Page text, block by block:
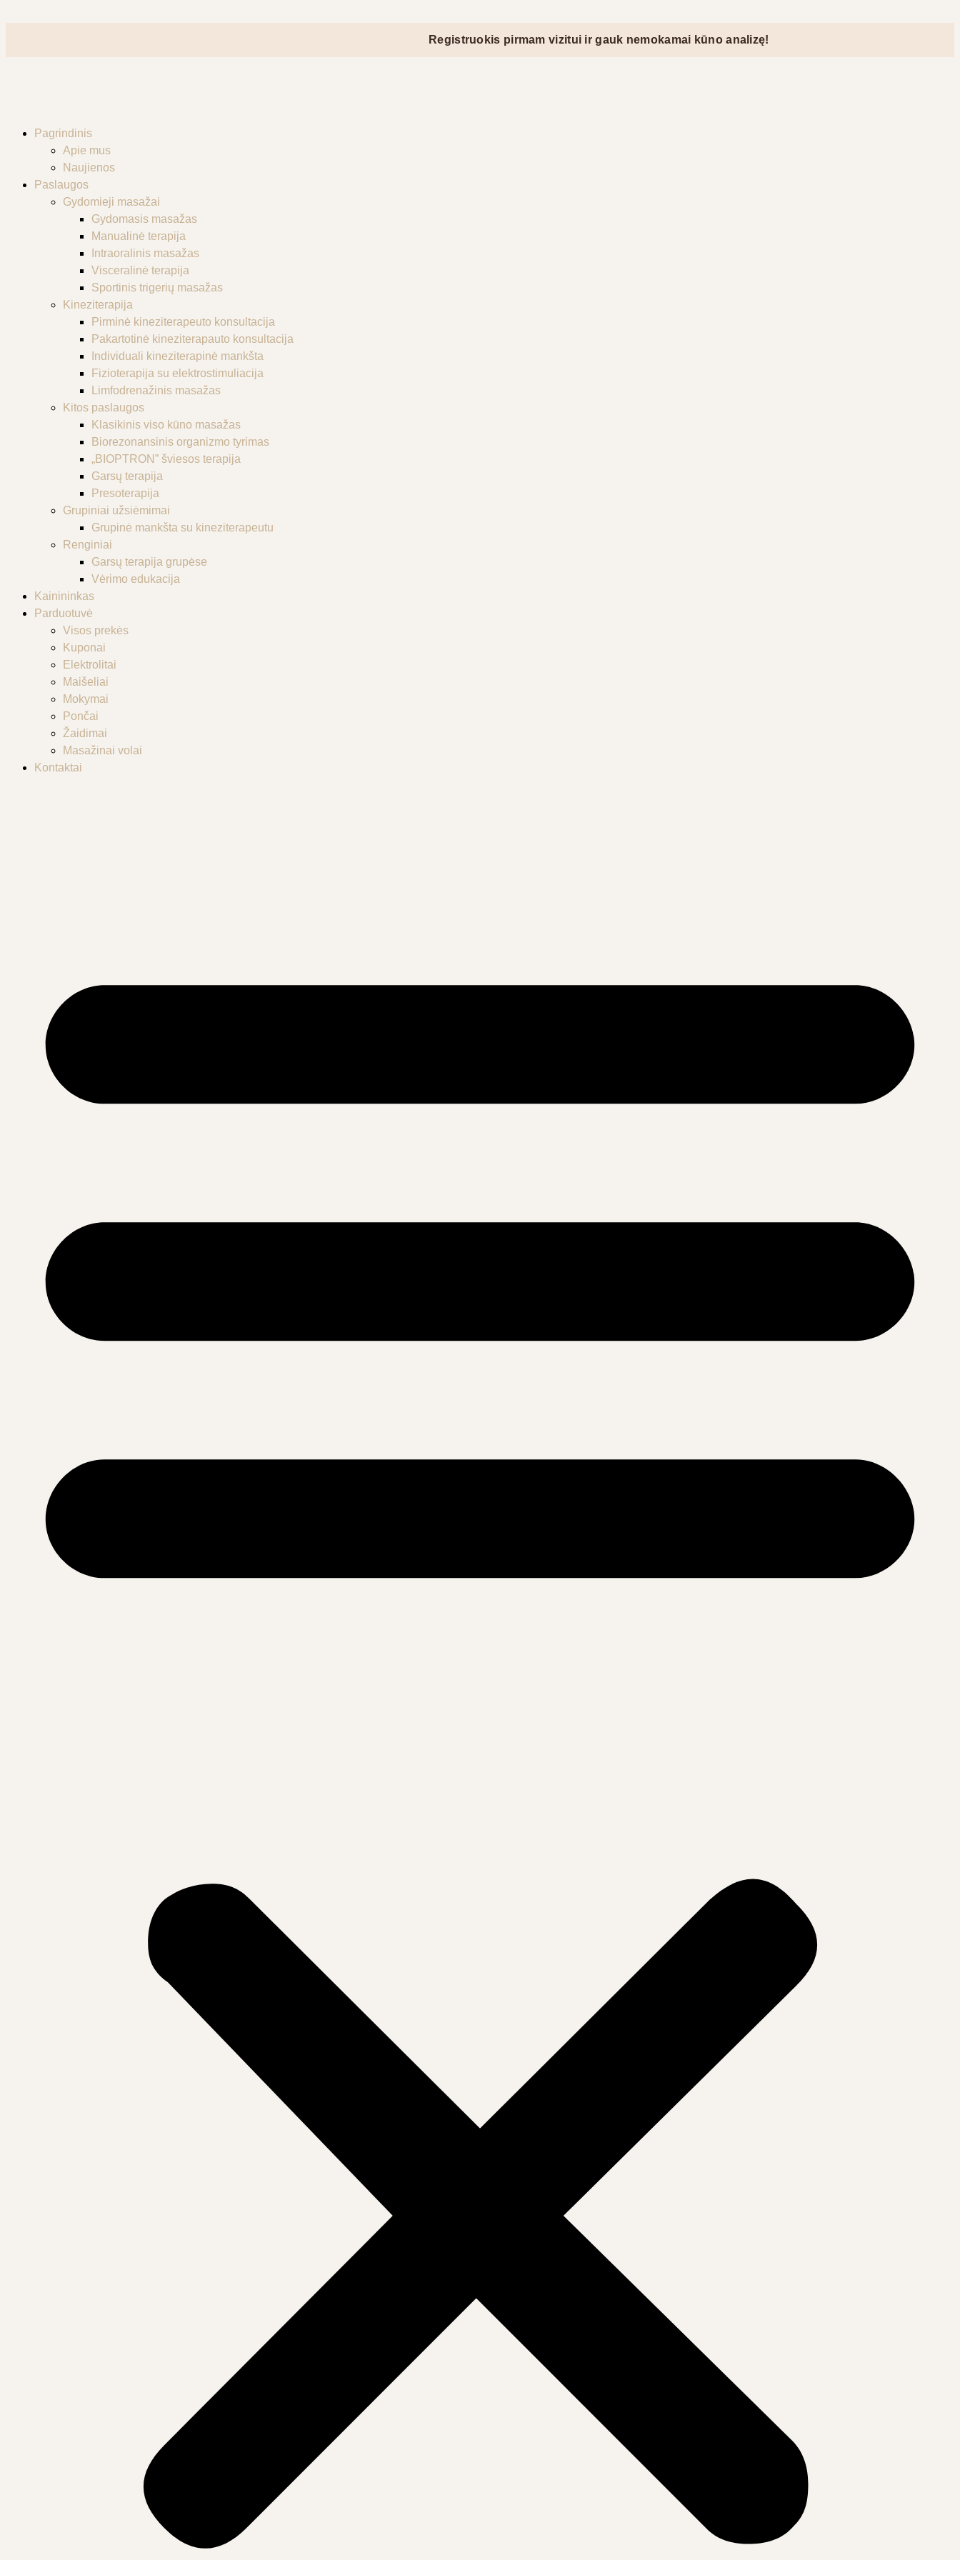
Registruokis pirmam vizitui ir gauk nemokamai kūno analizę!
Pagrindinis
Apie mus
Naujienos
Paslaugos
Gydomieji masažai
Gydomasis masažas
Manualinė terapija
Intraoralinis masažas
Visceralinė terapija
Sportinis trigerių masažas
Kineziterapija
Pirminė kineziterapeuto konsultacija
Pakartotinė kineziterapauto konsultacija
Individuali kineziterapinė mankšta
Fizioterapija su elektrostimuliacija
Limfodrenažinis masažas
Kitos paslaugos
Klasikinis viso kūno masažas
Biorezonansinis organizmo tyrimas
„BIOPTRON” šviesos terapija
Garsų terapija
Presoterapija
Grupiniai užsiėmimai
Grupinė mankšta su kineziterapeutu
Renginiai
Garsų terapija grupėse
Vėrimo edukacija
Kainininkas
Parduotuvė
Visos prekės
Kuponai
Elektrolitai
Maišeliai
Mokymai
Pončai
Žaidimai
Masažinai volai
Kontaktai